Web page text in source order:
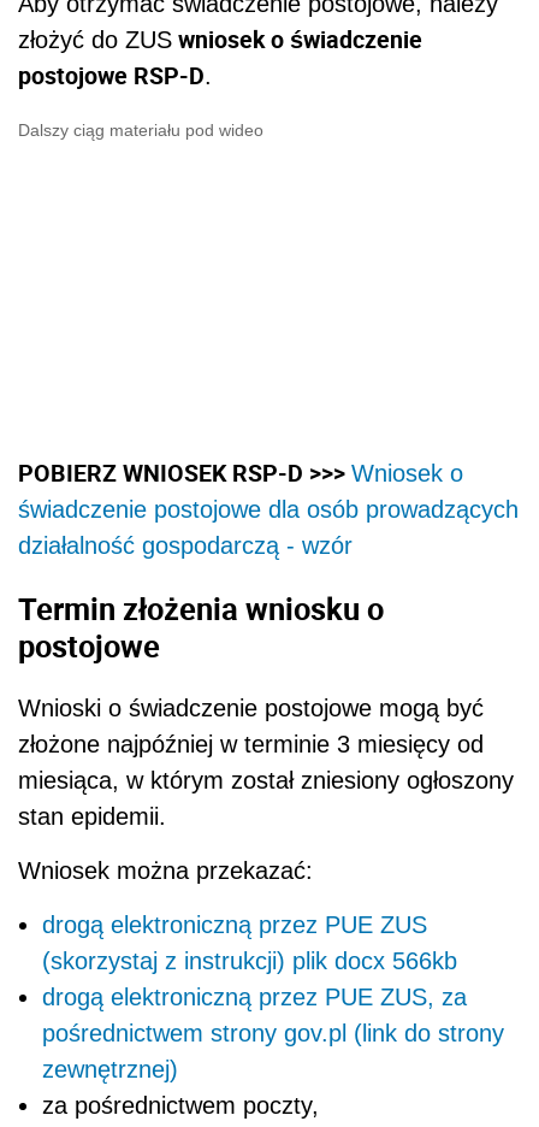
złożyć do ZUS wniosek o świadczenie
postojowe RSP-D.
Dalszy ciąg materiału pod wideo
POBIERZ WNIOSEK RSP-D >>> Wniosek o
świadczenie postojowe dla osób prowadzących
działalność gospodarczą - wzór
Termin złożenia wniosku o
postojowe
Wnioski o świadczenie postojowe mogą być
złożone najpóźniej w terminie 3 miesięcy od
miesiąca, w którym został zniesiony ogłoszony
stan epidemii.
Wniosek można przekazać:
drogą elektroniczną przez PUE ZUS
(skorzystaj z instrukcji) plik docx 566kb
drogą elektroniczną przez PUE ZUS, za
pośrednictwem strony gov.pl (link do strony
zewnętrznej)
za pośrednictwem poczty,